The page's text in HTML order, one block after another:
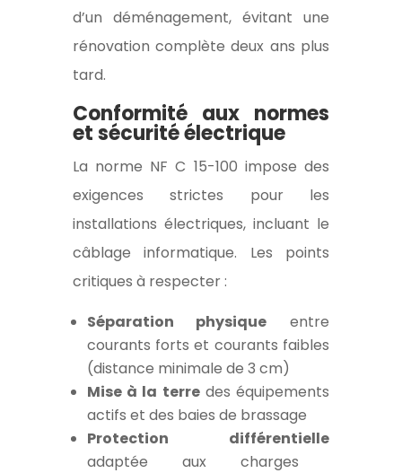
d’un déménagement, évitant une
rénovation complète deux ans plus
tard.
Conformité aux normes
et sécurité électrique
La norme NF C 15-100 impose des
exigences strictes pour les
installations électriques, incluant le
câblage informatique. Les points
critiques à respecter :
Séparation physique entre
courants forts et courants faibles
(distance minimale de 3 cm)
Mise à la terredes équipements
actifs et des baies de brassage
Protection différentielle
adaptée aux charges